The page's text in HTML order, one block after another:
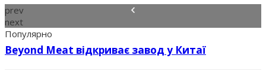
prev
next
Популярно
Beyond Meat відкриває завод у Китаї